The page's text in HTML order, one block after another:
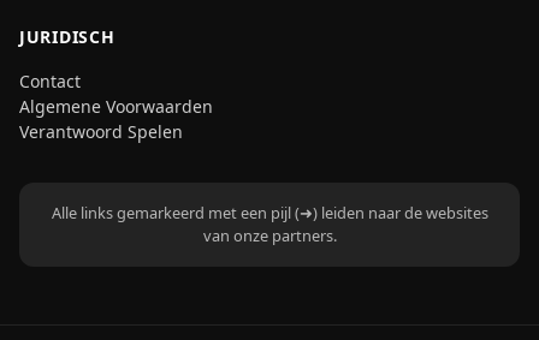
JURIDISCH
Contact
Algemene Voorwaarden
Verantwoord Spelen
Alle links gemarkeerd met een pijl (➜) leiden naar de websites
van onze partners.